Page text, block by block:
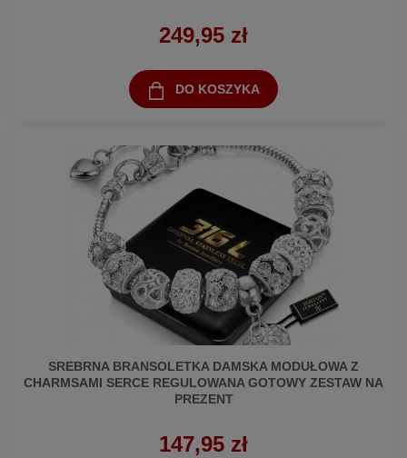
249,95 zł
DO KOSZYKA
SREBRNA BRANSOLETKA DAMSKA MODUŁOWA Z
CHARMSAMI SERCE REGULOWANA GOTOWY ZESTAW NA
PREZENT
147,95 zł